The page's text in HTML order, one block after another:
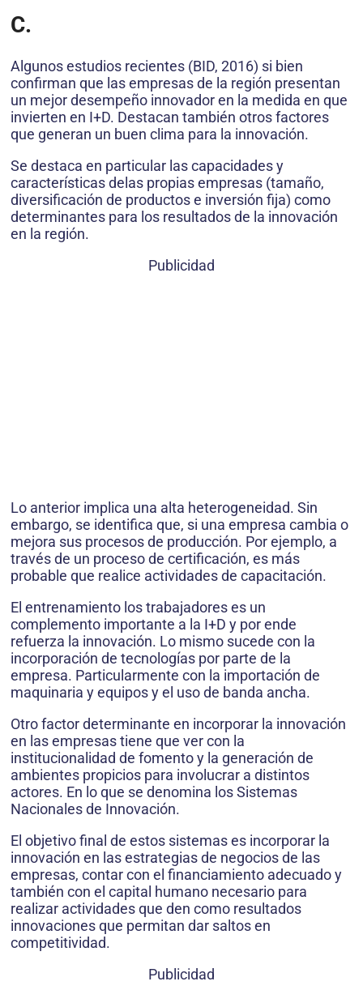
C.
Algunos estudios recientes (BID, 2016) si bien
confirman que las empresas de la región presentan
un mejor desempeño innovador en la medida en que
invierten en I+D. Destacan también otros factores
que generan un buen clima para la innovación.
Se destaca en particular las capacidades y
características delas propias empresas (tamaño,
diversificación de productos e inversión fija) como
determinantes para los resultados de la innovación
en la región.
Publicidad
Lo anterior implica una alta heterogeneidad. Sin
embargo, se identifica que, si una empresa cambia o
mejora sus procesos de producción. Por ejemplo, a
través de un proceso de certificación, es más
probable que realice actividades de capacitación.
El entrenamiento los trabajadores es un
complemento importante a la I+D y por ende
refuerza la innovación. Lo mismo sucede con la
incorporación de tecnologías por parte de la
empresa. Particularmente con la importación de
maquinaria y equipos y el uso de banda ancha.
Otro factor determinante en incorporar la innovación
en las empresas tiene que ver con la
institucionalidad de fomento y la generación de
ambientes propicios para involucrar a distintos
actores. En lo que se denomina los Sistemas
Nacionales de Innovación.
El objetivo final de estos sistemas es incorporar la
innovación en las estrategias de negocios de las
empresas, contar con el financiamiento adecuado y
también con el capital humano necesario para
realizar actividades que den como resultados
innovaciones que permitan dar saltos en
competitividad.
Publicidad